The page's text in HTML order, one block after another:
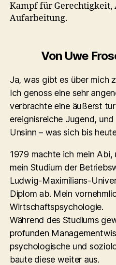
Kampf für
Aufarbeitung.
Von Uwe
Ja, was gibt es über mich
Ich genoss eine sehr
verbrachte eine äußerst
ereignisreiche Jugend,
Unsinn – was sich bis
1979 machte ich mein Abi,
mein Studium der
Ludwig-Maximilians-
Diplom ab. Mein
Wirtschaftspsychologie.
Während des Studiums
profunden
psychologische und
baute diese weiter aus.